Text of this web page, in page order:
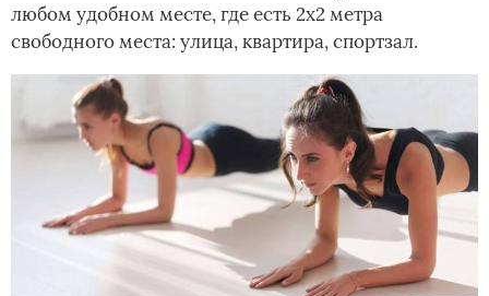
любом удобном месте, где есть 2х2 метра
свободного места: улица, квартира, спортзал.